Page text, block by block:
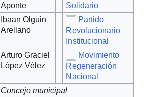
Aponte
Solidario
Ibaan Olguin
Arellano
Partido
Revolucionario
Institucional
Arturo Graciel
López Vélez
Movimiento
Regeneración
Nacional
Concejo municipal